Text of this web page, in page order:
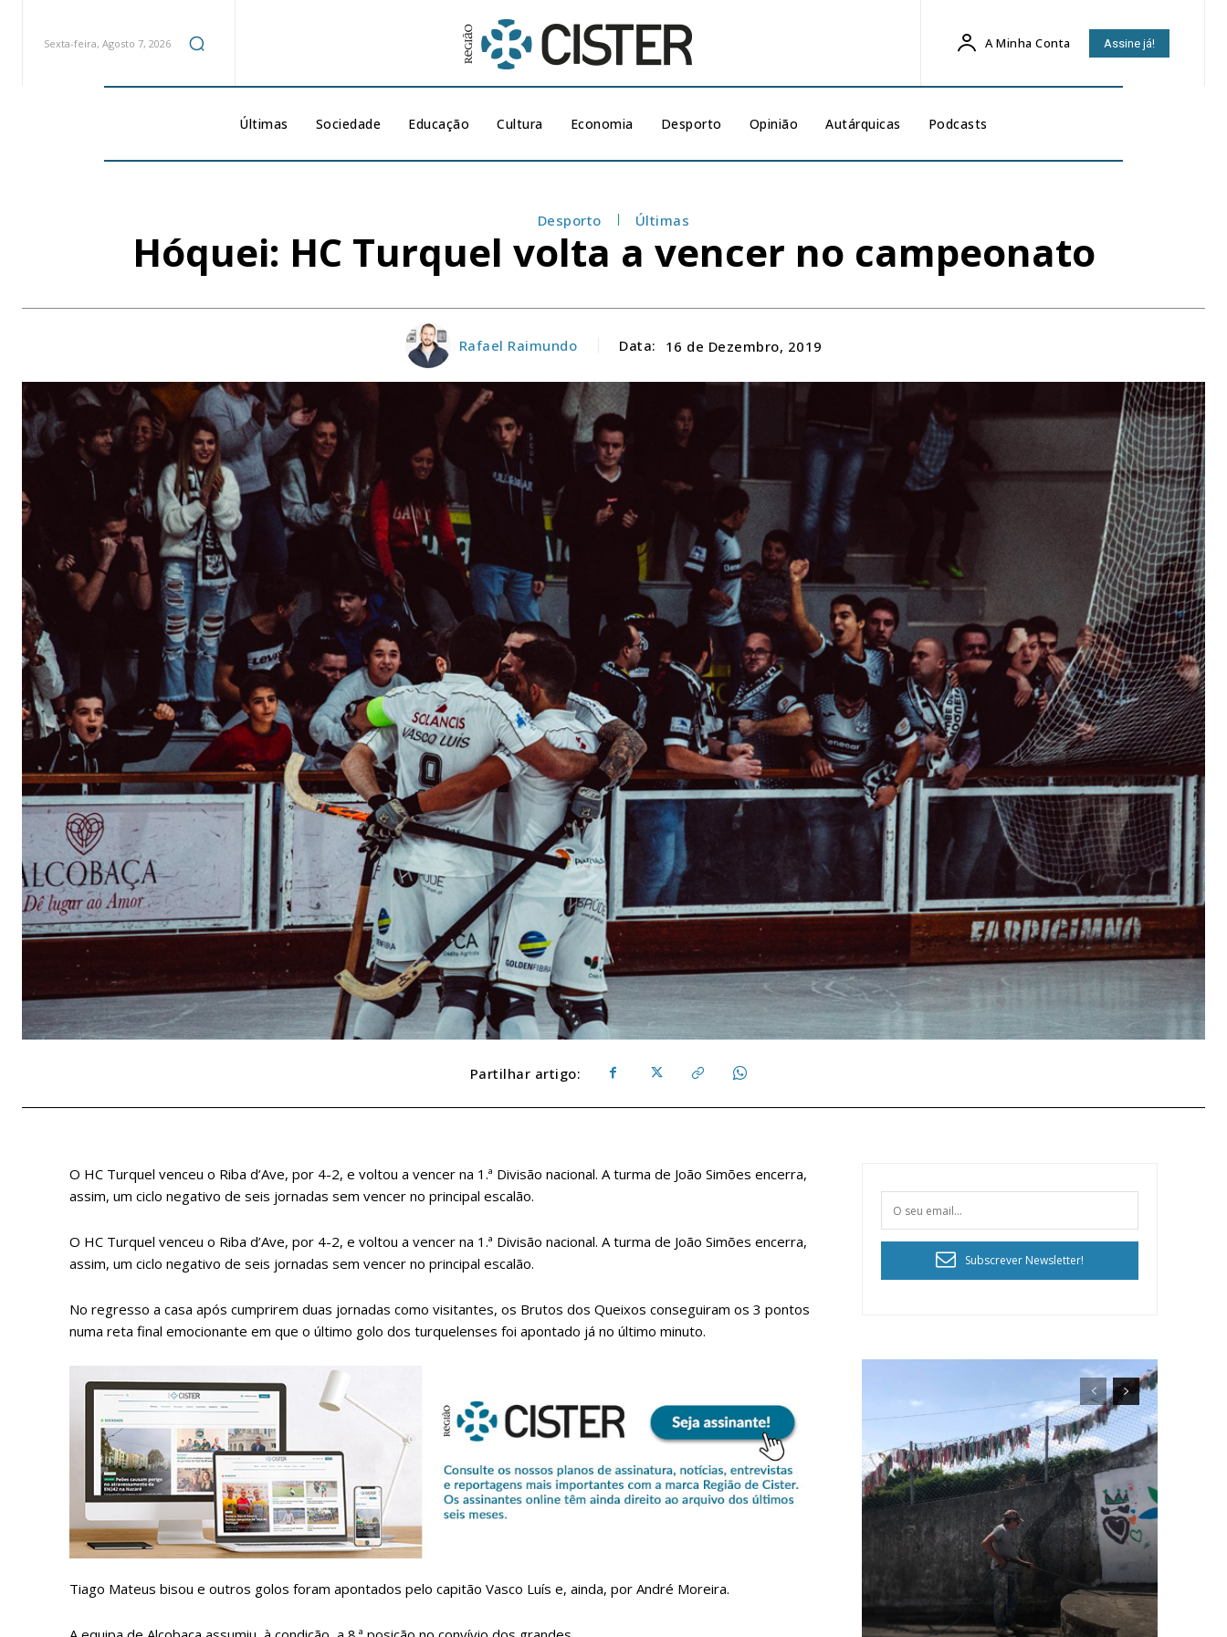
Planos de Assinatura
Faça-se assinante do Região de Cister e ajude-nos a manter este serviço público!
Sexta-feira, Agosto 7, 2026 A Minha Conta Assine já!
Últimas Sociedade Educação Cultura Economia Desporto Opinião Autárquicas Podcasts
Desporto Últimas
Hóquei: HC Turquel volta a vencer no campeonato
Rafael Raimundo Data: 16 de Dezembro, 2019
Partilhar artigo:
O HC Turquel venceu o Riba d’Ave, por 4-2, e voltou a vencer na 1.ª Divisão nacional. A turma de João Simões encerra,
assim, um ciclo negativo de seis jornadas sem vencer no principal escalão.
O HC Turquel venceu o Riba d’Ave, por 4-2, e voltou a vencer na 1.ª Divisão nacional. A turma de João Simões encerra,
assim, um ciclo negativo de seis jornadas sem vencer no principal escalão.
No regresso a casa após cumprirem duas jornadas como visitantes, os Brutos dos Queixos conseguiram os 3 pontos
numa reta final emocionante em que o último golo dos turquelenses foi apontado já no último minuto.
Tiago Mateus bisou e outros golos foram apontados pelo capitão Vasco Luís e, ainda, por André Moreira.
Subscrever Newsletter!